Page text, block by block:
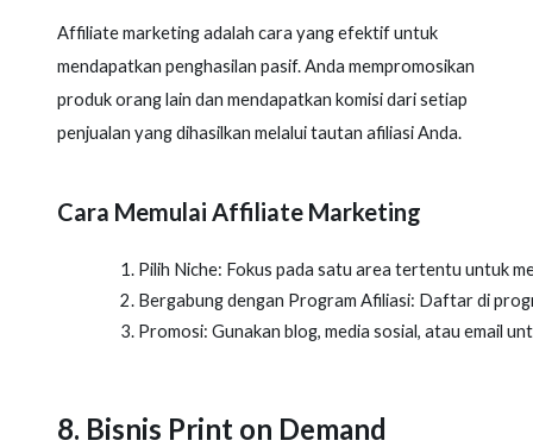
Affiliate marketing adalah cara yang efektif untuk
mendapatkan penghasilan pasif. Anda mempromosikan
produk orang lain dan mendapatkan komisi dari setiap
penjualan yang dihasilkan melalui tautan afiliasi Anda.
Cara Memulai Affiliate Marketing
Pilih Niche: Fokus pada satu area tertentu untuk
Bergabung dengan Program Afiliasi: Daftar di
Promosi: Gunakan blog, media sosial, atau email
8. Bisnis Print on Demand